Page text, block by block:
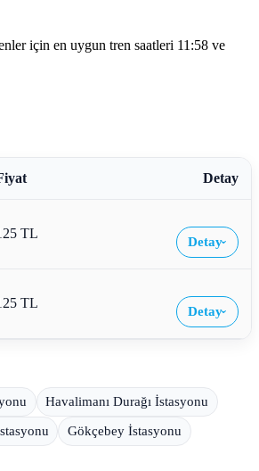
için en uygun tren saatleri 11:58 ve
Detay
TL
Detay›
TL
Detay›
Havalimanı Durağı İstasyonu
Gökçebey İstasyonu